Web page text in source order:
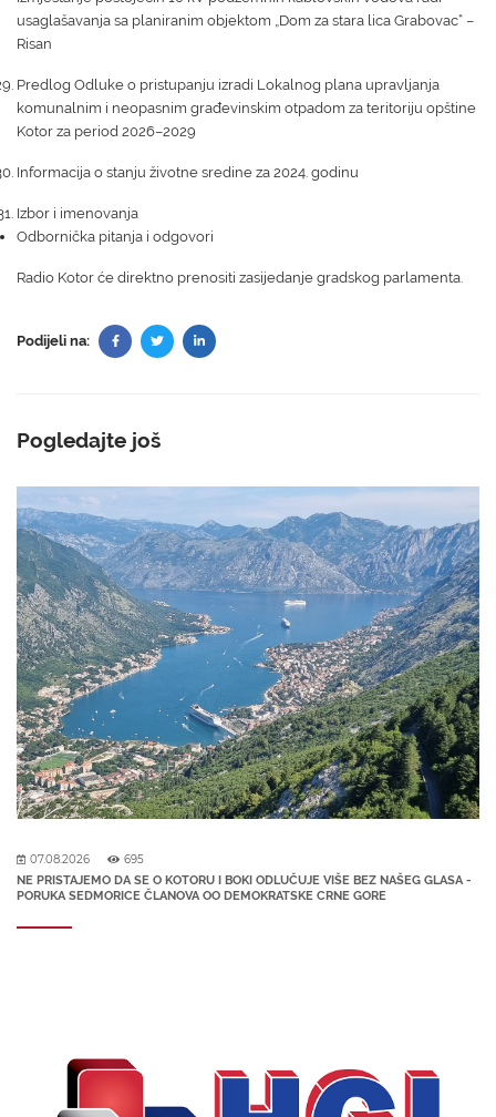
usaglašavanja sa planiranim objektom „Dom za stara lica Grabovac“ –
Risan
Predlog Odluke o pristupanju izradi Lokalnog plana upravljanja
komunalnim i neopasnim građevinskim otpadom za teritoriju opštine
Kotor za period 2026–2029
Informacija o stanju životne sredine za 2024. godinu
Izbor i imenovanja
Odbornička pitanja i odgovori
Radio Kotor će direktno prenositi zasijedanje gradskog parlamenta.
Podijeli na:
Pogledajte još
07.08.2026 695
NE PRISTAJEMO DA SE O KOTORU I BOKI ODLUČUJE VIŠE BEZ NAŠEG GLASA -
PORUKA SEDMORICE ČLANOVA OO DEMOKRATSKE CRNE GORE